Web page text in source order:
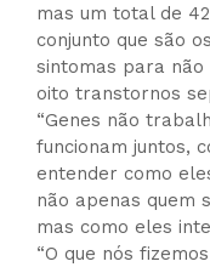
mas um total de
conjunto que são
sintomas para não
oito transtornos
“Genes não
funcionam juntos,
entender como
não apenas quem
mas como eles
“O que nós